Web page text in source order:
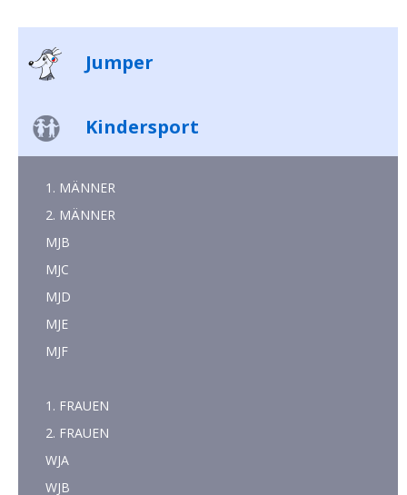
Jumper
Kindersport
1. MÄNNER
2. MÄNNER
MJB
MJC
MJD
MJE
MJF
1. FRAUEN
2. FRAUEN
WJA
WJB